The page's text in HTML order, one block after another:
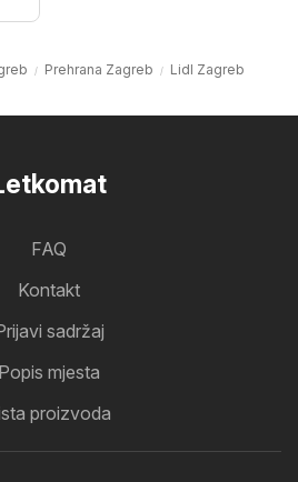
Prehrana Zagreb Lidl Zagreb
FAQ
Kontakt
sadržaj
Popis mjesta
proizvoda